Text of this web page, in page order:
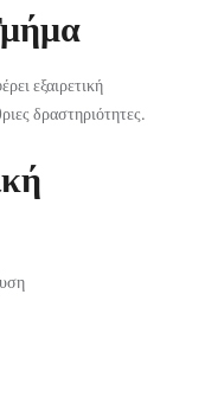
εξαιρετική
δραστηριότητες.